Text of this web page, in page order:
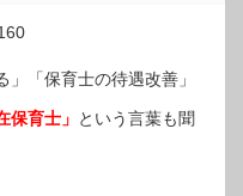
「保育士の待遇改善」
保育士」 という言葉も聞